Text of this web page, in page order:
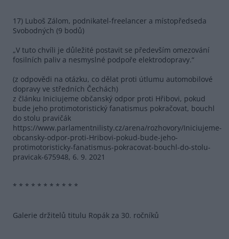
17) Luboš Zálom, podnikatel-freelancer a místopředseda
Svobodných (9 bodů)
„V tuto chvíli je důležité postavit se především omezování
fosilních paliv a nesmyslné podpoře elektrodopravy.“
(z odpovědi na otázku, co dělat proti útlumu automobilové
dopravy ve středních Čechách)
z článku Iniciujeme občanský odpor proti Hřibovi, pokud
bude jeho protimotoristický fanatismus pokračovat, bouchl
do stolu pravičák
https://www.parlamentnilisty.cz/arena/rozhovory/Iniciujeme-
obcansky-odpor-proti-Hribovi-pokud-bude-jeho-
protimotoristicky-fanatismus-pokracovat-bouchl-do-stolu-
pravicak-675948, 6. 9. 2021
* * * * * * * * * * *
Galerie držitelů titulu Ropák za 30. ročníků